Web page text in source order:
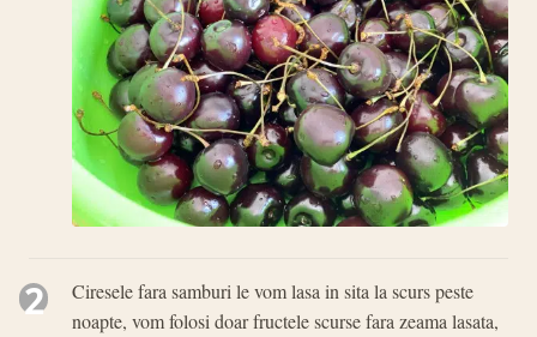
2
Ciresele fara samburi le vom lasa in sita la scurs peste
noapte, vom folosi doar fructele scurse fara zeama lasata,